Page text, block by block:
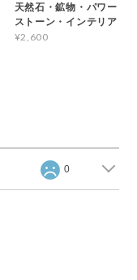
天然石・鉱物・パワー
ストーン・インテリア
¥2,600
0